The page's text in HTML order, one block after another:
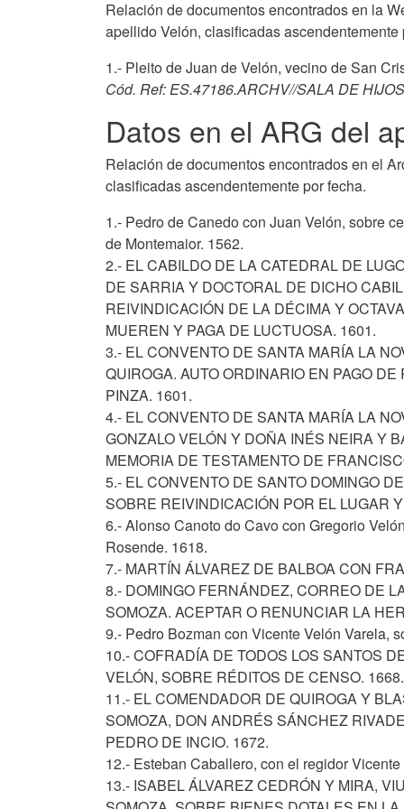
Relación de documentos encontrados en la
apellido Velón, clasificadas ascendentemente
1.- Pleito de Juan de Velón, vecino de San
Cód. Ref: ES.47186.ARCHV//SALA DE
Datos en el ARG del
Relación de documentos encontrados en el
clasificadas ascendentemente por fecha.
1.- Pedro de Canedo con Juan Velón, sobre
de Montemaior. 1562.
2.- EL CABILDO DE LA CATEDRAL DE
DE SARRIA Y DOCTORAL DE DICHO
REIVINDICACIÓN DE LA DÉCIMA Y
MUEREN Y PAGA DE LUCTUOSA. 1601.
3.- EL CONVENTO DE SANTA MARÍA LA
QUIROGA. AUTO ORDINARIO EN PAGO
PINZA. 1601.
4.- EL CONVENTO DE SANTA MARÍA LA
GONZALO VELÓN Y DOÑA INÉS NEIRA Y
MEMORIA DE TESTAMENTO DE
5.- EL CONVENTO DE SANTO DOMINGO
SOBRE REIVINDICACIÓN POR EL LUGAR
6.- Alonso Canoto do Cavo con Gregorio
Rosende. 1618.
7.- MARTÍN ÁLVAREZ DE BALBOA CON
8.- DOMINGO FERNÁNDEZ, CORREO DE
SOMOZA. ACEPTAR O RENUNCIAR LA
9.- Pedro Bozman con Vicente Velón Varela,
10.- COFRADÍA DE TODOS LOS SANTOS
VELÓN, SOBRE RÉDITOS DE CENSO. 1668.
11.- EL COMENDADOR DE QUIROGA Y
SOMOZA, DON ANDRÉS SÁNCHEZ
PEDRO DE INCIO. 1672.
12.- Esteban Caballero, con el regidor
13.- ISABEL ÁLVAREZ CEDRÓN Y MIRA,